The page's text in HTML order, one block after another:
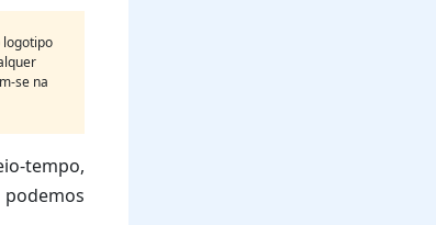
logotipo
se na
tempo,